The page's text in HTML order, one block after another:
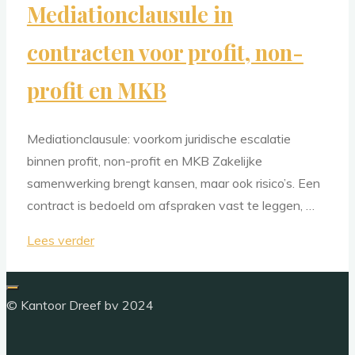
Mediationclausule in
contracten voor profit, non-
profit en MKB
Mediationclausule: voorkom juridische escalatie
binnen profit, non-profit en MKB Zakelijke
samenwerking brengt kansen, maar ook risico’s. Een
contract is bedoeld om afspraken vast te leggen, …
Lees verder"Mediationclausule
voor
© Kantoor Dreef bv 2024